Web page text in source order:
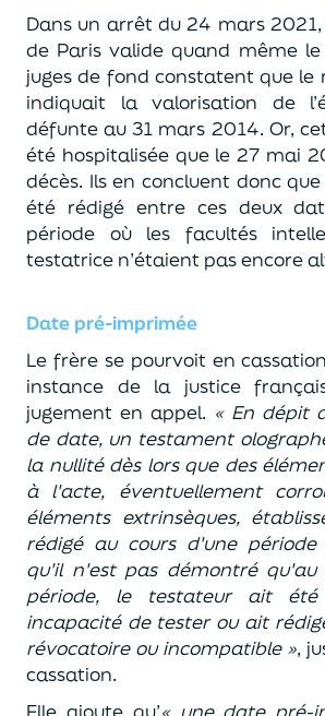
Dans un arrêt du 24 mars 2021,
de Paris valide quand même le
juges de fond constatent que le
indiquait la valorisation de
défunte au 31 mars 2014. Or,
été hospitalisée que le 27 mai
décès. Ils en concluent donc
été rédigé entre ces deux
période où les facultés
testatrice n’étaient pas encore
Date pré-imprimée
Le frère se pourvoit en
instance de la justice
jugement en appel. « En dépit
de date, un testament
la nullité dès lors que des
à l'acte, éventuellement
éléments extrinsèques,
rédigé au cours d'une
qu'il n'est pas démontré
période, le testateur ait
incapacité de tester ou ait
révocatoire ou incompatible »,
cassation.